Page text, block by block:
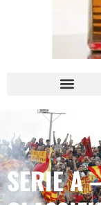
SERIE A